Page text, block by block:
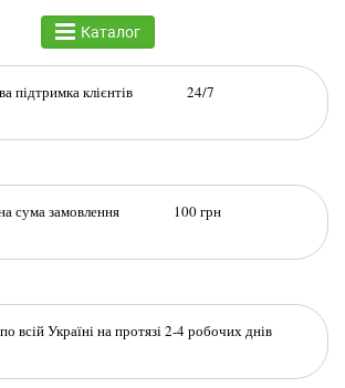
Каталог
підтримка клієнтів 24/7
сума замовлення 100 грн
всій Україні на протязі 2-4 робочих днів